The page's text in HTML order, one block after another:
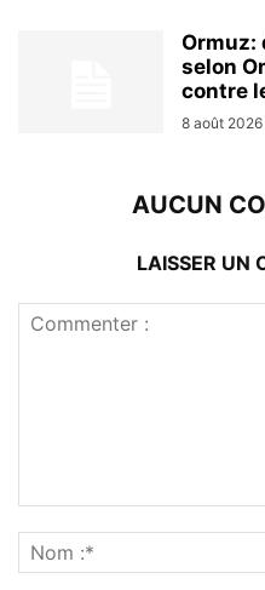
Ormuz:
selon
contre
8 août 2026
AUCUN
LAISSER UN